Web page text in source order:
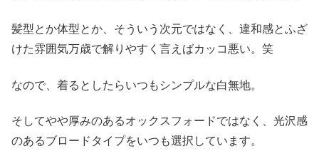
髪型とか体型とか、そういう次元ではなく、違和感とふざ
けた雰囲気万歳で解りやすく言えばカッコ悪い。笑
なので、着るとしたらいつもシンプルな白無地。
そしてやや厚みのあるオックスフォードではなく、光沢感
のあるブロードタイプをいつも選択しています。